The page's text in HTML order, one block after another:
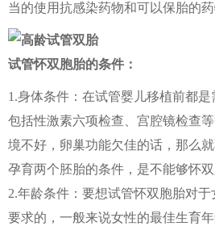
当的使用抗感染药物和可以保胎的药
试管怀双胞胎的条件：
1.身体条件：在试管婴儿移植前都是
包括性激素六项检查、宫腔镜检查
境不好，卵巢功能欠佳的话，那么
孕育两个胚胎的条件，是不能够怀双
2.年龄条件：要想试管怀双胞胎对
要求的，一般来说女性的最佳生育